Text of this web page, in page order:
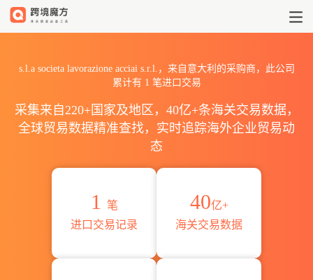
s.l.a societа lavorazione acciai s.r.l.，来自意大利的采购商，此公司
累计有 1 笔进口交易
采集来自220+国家及地区，40亿+条海关交易数据，
全球贸易数据精准查找，实时追踪海外企业贸易动
态
1
笔
进口交易记录
40亿+
海关交易数据